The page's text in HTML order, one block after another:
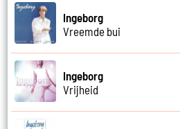
Ingeborg
Vreemde bui
Ingeborg
Vrijheid